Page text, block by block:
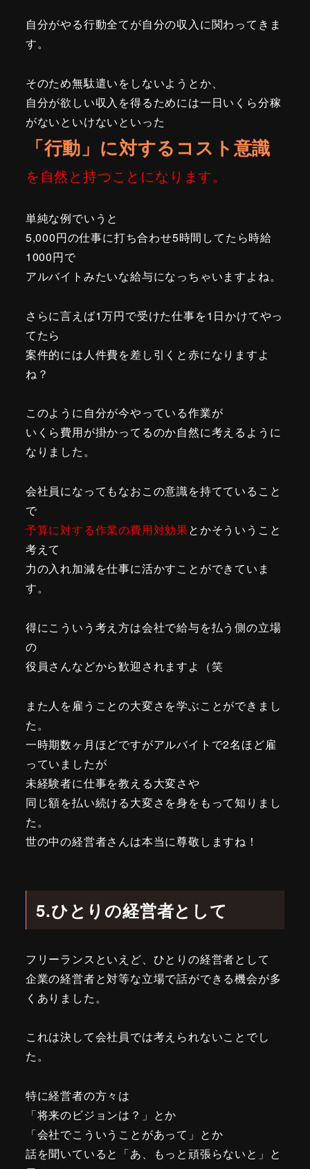
自分がやる行動全てが自分の収入に関わってきま
す。
そのため無駄遣いをしないようとか、
自分が欲しい収入を得るためには一日いくら分稼
がないといけないといった
「行動」に対するコスト意識
を自然と持つことになります。
単純な例でいうと
5,000円の仕事に打ち合わせ5時間してたら時給
1000円で
アルバイトみたいな給与になっちゃいますよね。
さらに言えば1万円で受けた仕事を1日かけてやっ
てたら
案件的には人件費を差し引くと赤になりますよ
ね？
このように自分が今やっている作業が
いくら費用が掛かってるのか自然に考えるように
なりました。
会社員になってもなおこの意識を持てていること
で
予算に対する作業の費用対効果とかそういうこと
考えて
力の入れ加減を仕事に活かすことができていま
す。
得にこういう考え方は会社で給与を払う側の立場
の
役員さんなどから歓迎されますよ（笑
また人を雇うことの大変さを学ぶことができまし
た。
一時期数ヶ月ほどですがアルバイトで2名ほど雇
っていましたが
未経験者に仕事を教える大変さや
同じ額を払い続ける大変さを身をもって知りまし
た。
世の中の経営者さんは本当に尊敬しますね！
5.ひとりの経営者として
フリーランスといえど、ひとりの経営者として
企業の経営者と対等な立場で話ができる機会が多
くありました。
これは決して会社員では考えられないことでし
た。
特に経営者の方々は
「将来のビジョンは？」とか
「会社でこういうことがあって」とか
話を聞いていると「あ、もっと頑張らないと」と